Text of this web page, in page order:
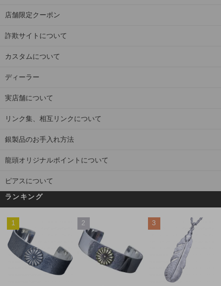
店舗限定クーポン
詐欺サイトについて
カスタムについて
ディーラー
実店舗について
リンク集、相互リンクについて
銀製品のお手入れ方法
龍頭オリジナルポイントについて
ピアスについて
ランキング
1 2 3